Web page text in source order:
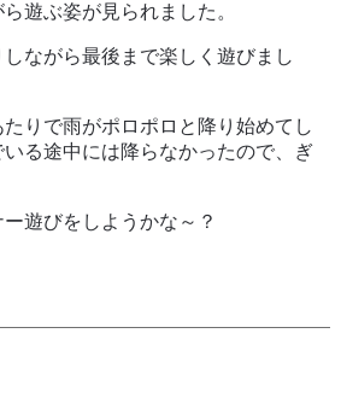
遊ぶ姿が見られました。
ながら最後まで楽しく遊びまし
りで雨がポロポロと降り始めてし
る途中には降らなかったので、ぎ
遊びをしようかな～？